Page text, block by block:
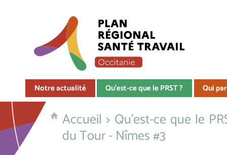
Notre actualité Qu'est-ce que le PRST ? Qui
Accueil > Qu'est-ce que le
du Tour - Nîmes #3